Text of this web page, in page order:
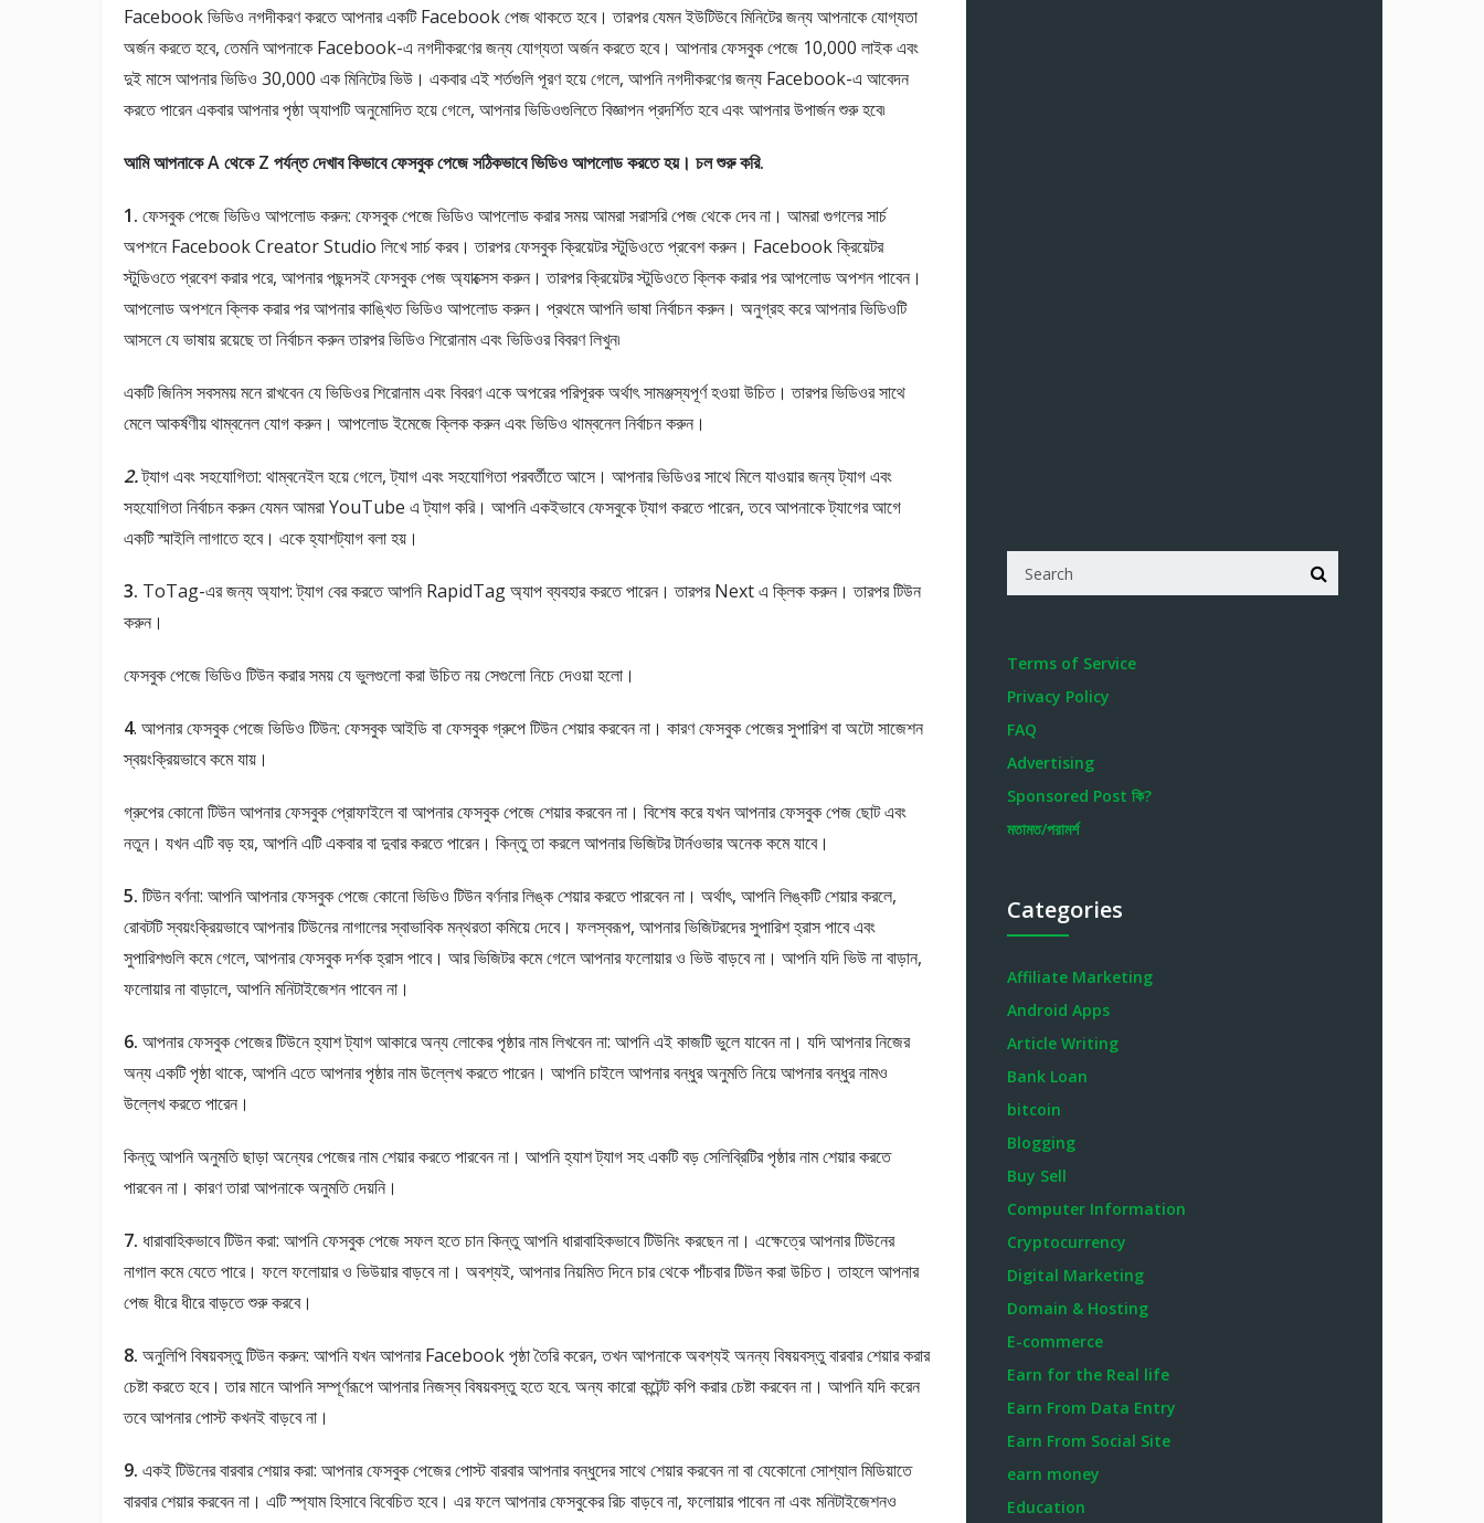
Facebook ভিডিও নগদীকরণ করতে আপনার একটি Facebook পেজ থাকতে হবে। তারপর যেমন ইউটিউবে মিনিটের জন্য আপনাকে যোগ্যতা
অর্জন করতে হবে, তেমনি আপনাকে Facebook-এ নগদীকরণের জন্য যোগ্যতা অর্জন করতে হবে। আপনার ফেসবুক পেজে 10,000 লাইক এবং
দুই মাসে আপনার ভিডিও 30,000 এক মিনিটের ভিউ। একবার এই শর্তগুলি পূরণ হয়ে গেলে, আপনি নগদীকরণের জন্য Facebook-এ আবেদন
করতে পারেন একবার আপনার পৃষ্ঠা অ্যাপটি অনুমোদিত হয়ে গেলে, আপনার ভিডিওগুলিতে বিজ্ঞাপন প্রদর্শিত হবে এবং আপনার উপার্জন শুরু হবে৷
আমি আপনাকে A থেকে Z পর্যন্ত দেখাব কিভাবে ফেসবুক পেজে সঠিকভাবে ভিডিও আপলোড করতে হয়। চল শুরু করি.
1. ফেসবুক পেজে ভিডিও আপলোড করুন: ফেসবুক পেজে ভিডিও আপলোড করার সময় আমরা সরাসরি পেজ থেকে দেব না। আমরা গুগলের সার্চ
অপশনে Facebook Creator Studio লিখে সার্চ করব। তারপর ফেসবুক ক্রিয়েটর স্টুডিওতে প্রবেশ করুন। Facebook ক্রিয়েটর
স্টুডিওতে প্রবেশ করার পরে, আপনার পছন্দসই ফেসবুক পেজ অ্যাক্সেস করুন। তারপর ক্রিয়েটর স্টুডিওতে ক্লিক করার পর আপলোড অপশন পাবেন।
আপলোড অপশনে ক্লিক করার পর আপনার কাঙ্খিত ভিডিও আপলোড করুন। প্রথমে আপনি ভাষা নির্বাচন করুন। অনুগ্রহ করে আপনার ভিডিওটি
আসলে যে ভাষায় রয়েছে তা নির্বাচন করুন তারপর ভিডিও শিরোনাম এবং ভিডিওর বিবরণ লিখুন৷
একটি জিনিস সবসময় মনে রাখবেন যে ভিডিওর শিরোনাম এবং বিবরণ একে অপরের পরিপূরক অর্থাৎ সামঞ্জস্যপূর্ণ হওয়া উচিত। তারপর ভিডিওর সাথে
মেলে আকর্ষণীয় থাম্বনেল যোগ করুন। আপলোড ইমেজে ক্লিক করুন এবং ভিডিও থাম্বনেল নির্বাচন করুন।
2.ট্যাগ এবং সহযোগিতা: থাম্বনেইল হয়ে গেলে, ট্যাগ এবং সহযোগিতা পরবর্তীতে আসে। আপনার ভিডিওর সাথে মিলে যাওয়ার জন্য ট্যাগ এবং
সহযোগিতা নির্বাচন করুন যেমন আমরা YouTube এ ট্যাগ করি। আপনি একইভাবে ফেসবুকে ট্যাগ করতে পারেন, তবে আপনাকে ট্যাগের আগে
একটি স্মাইলি লাগাতে হবে। একে হ্যাশট্যাগ বলা হয়।
3. ToTag-এর জন্য অ্যাপ: ট্যাগ বের করতে আপনি RapidTag অ্যাপ ব্যবহার করতে পারেন। তারপর Next এ ক্লিক করুন। তারপর টিউন
করুন।
ফেসবুক পেজে ভিডিও টিউন করার সময় যে ভুলগুলো করা উচিত নয় সেগুলো নিচে দেওয়া হলো।
4. আপনার ফেসবুক পেজে ভিডিও টিউন: ফেসবুক আইডি বা ফেসবুক গ্রুপে টিউন শেয়ার করবেন না। কারণ ফেসবুক পেজের সুপারিশ বা অটো সাজেশন
স্বয়ংক্রিয়ভাবে কমে যায়।
গ্রুপের কোনো টিউন আপনার ফেসবুক প্রোফাইলে বা আপনার ফেসবুক পেজে শেয়ার করবেন না। বিশেষ করে যখন আপনার ফেসবুক পেজ ছোট এবং
নতুন। যখন এটি বড় হয়, আপনি এটি একবার বা দুবার করতে পারেন। কিন্তু তা করলে আপনার ভিজিটর টার্নওভার অনেক কমে যাবে।
5. টিউন বর্ণনা: আপনি আপনার ফেসবুক পেজে কোনো ভিডিও টিউন বর্ণনার লিঙ্ক শেয়ার করতে পারবেন না। অর্থাৎ, আপনি লিঙ্কটি শেয়ার করলে,
রোবটটি স্বয়ংক্রিয়ভাবে আপনার টিউনের নাগালের স্বাভাবিক মন্থরতা কমিয়ে দেবে। ফলস্বরূপ, আপনার ভিজিটরদের সুপারিশ হ্রাস পাবে এবং
সুপারিশগুলি কমে গেলে, আপনার ফেসবুক দর্শক হ্রাস পাবে। আর ভিজিটর কমে গেলে আপনার ফলোয়ার ও ভিউ বাড়বে না। আপনি যদি ভিউ না বাড়ান,
ফলোয়ার না বাড়ালে, আপনি মনিটাইজেশন পাবেন না।
6. আপনার ফেসবুক পেজের টিউনে হ্যাশ ট্যাগ আকারে অন্য লোকের পৃষ্ঠার নাম লিখবেন না: আপনি এই কাজটি ভুলে যাবেন না। যদি আপনার নিজের
অন্য একটি পৃষ্ঠা থাকে, আপনি এতে আপনার পৃষ্ঠার নাম উল্লেখ করতে পারেন। আপনি চাইলে আপনার বন্ধুর অনুমতি নিয়ে আপনার বন্ধুর নামও
উল্লেখ করতে পারেন।
কিন্তু আপনি অনুমতি ছাড়া অন্যের পেজের নাম শেয়ার করতে পারবেন না। আপনি হ্যাশ ট্যাগ সহ একটি বড় সেলিব্রিটির পৃষ্ঠার নাম শেয়ার করতে
পারবেন না। কারণ তারা আপনাকে অনুমতি দেয়নি।
7. ধারাবাহিকভাবে টিউন করা: আপনি ফেসবুক পেজে সফল হতে চান কিন্তু আপনি ধারাবাহিকভাবে টিউনিং করছেন না। এক্ষেত্রে আপনার টিউনের
নাগাল কমে যেতে পারে। ফলে ফলোয়ার ও ভিউয়ার বাড়বে না। অবশ্যই, আপনার নিয়মিত দিনে চার থেকে পাঁচবার টিউন করা উচিত। তাহলে আপনার
পেজ ধীরে ধীরে বাড়তে শুরু করবে।
8. অনুলিপি বিষয়বস্তু টিউন করুন: আপনি যখন আপনার Facebook পৃষ্ঠা তৈরি করেন, তখন আপনাকে অবশ্যই অনন্য বিষয়বস্তু বারবার শেয়ার করার
চেষ্টা করতে হবে। তার মানে আপনি সম্পূর্ণরূপে আপনার নিজস্ব বিষয়বস্তু হতে হবে. অন্য কারো কন্টেন্ট কপি করার চেষ্টা করবেন না। আপনি যদি করেন
তবে আপনার পোস্ট কখনই বাড়বে না।
9. একই টিউনের বারবার শেয়ার করা: আপনার ফেসবুক পেজের পোস্ট বারবার আপনার বন্ধুদের সাথে শেয়ার করবেন না বা যেকোনো সোশ্যাল মিডিয়াতে
বারবার শেয়ার করবেন না। এটি স্প্যাম হিসাবে বিবেচিত হবে। এর ফলে আপনার ফেসবুকের রিচ বাড়বে না, ফলোয়ার পাবেন না এবং মনিটাইজেশনও
Terms of Service
Privacy Policy
FAQ
Advertising
Sponsored Post কি?
মতামত/পরামর্শ
Categories
Affiliate Marketing
Android Apps
Article Writing
Bank Loan
bitcoin
Blogging
Buy Sell
Computer Information
Cryptocurrency
Digital Marketing
Domain & Hosting
E-commerce
Earn for the Real life
Earn From Data Entry
Earn From Social Site
earn money
Education